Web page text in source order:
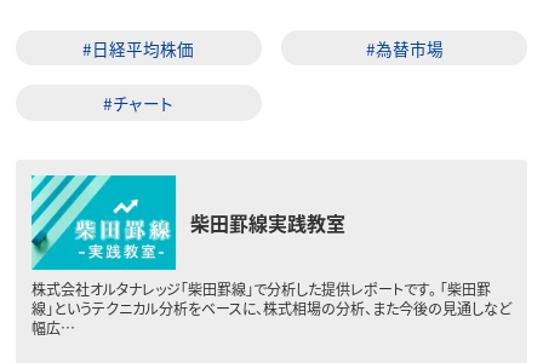
#日経平均株価 #為替市場
#チャート
柴田罫線実践教室
株式会社オルタナレッジ「柴田罫線」で分析した提供レポートです。 「柴田罫
線」というテクニカル分析をベースに、株式相場の分析、また今後の見通しなど
幅広…